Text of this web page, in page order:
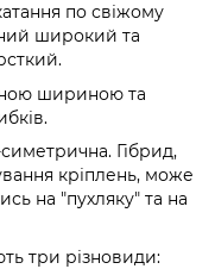
по свіжому
широкий та
шириною та
Гібрид,
кріплень, може
на "пухляку" та на
три різновиди: